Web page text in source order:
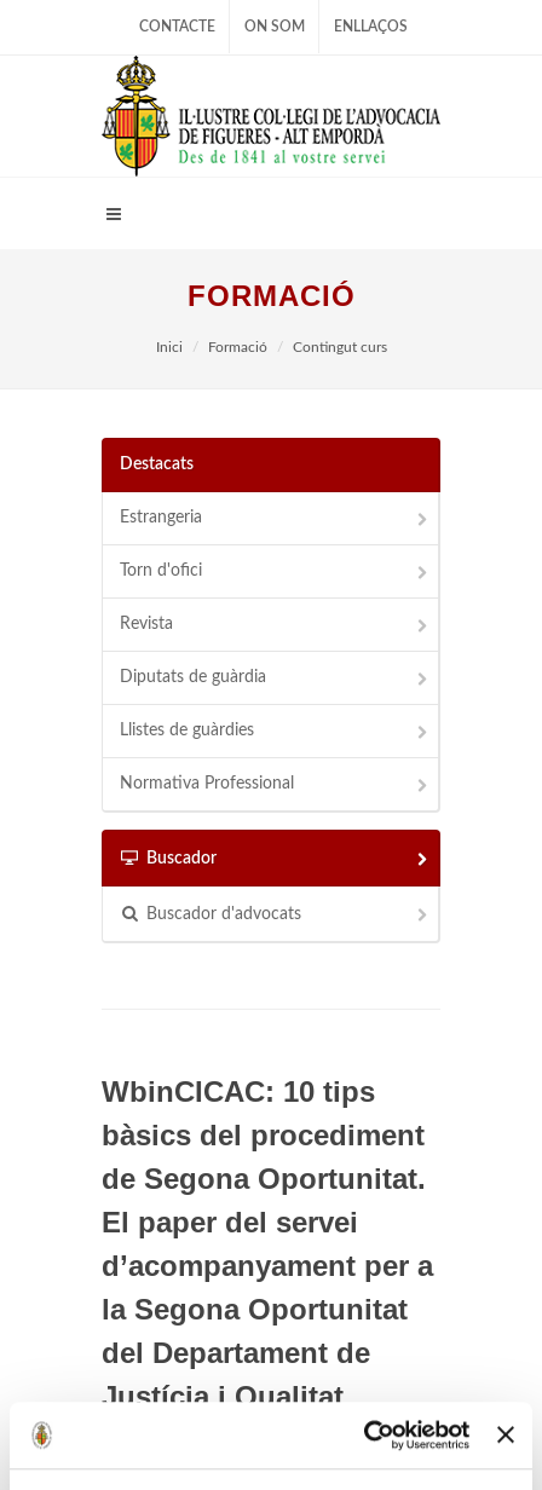
CONTACTE ON SOM ENLLAÇOS
FORMACIÓ
Inici Formació Contingut curs
Destacats
Estrangeria
Torn d'ofici
Revista
Diputats de guàrdia
Llistes de guàrdies
Normativa Professional
Buscador
Buscador d'advocats
WbinCICAC: 10 tips
bàsics del procediment
de Segona Oportunitat.
El paper del servei
d’acompanyament per a
la Segona Oportunitat
del Departament de
Justícia i Qualitat